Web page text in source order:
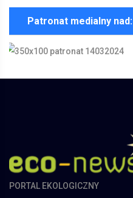
Patronat medialny nad:
PORTAL EKOLOGICZNY